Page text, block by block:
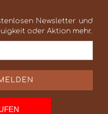
Newsletter und
oder Aktion mehr.